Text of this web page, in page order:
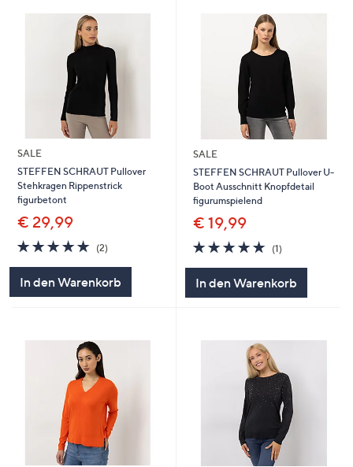
SALE
STEFFEN SCHRAUT Pullover
Stehkragen Rippenstrick
figurbetont
€ 29,99
5.0
von
(2)
In den Warenkorb
SALE
STEFFEN SCHRAUT Pullover U-
Boot Ausschnitt Knopfdetail
figurumspielend
€ 19,99
5.0
von
(1)
In den Warenkorb